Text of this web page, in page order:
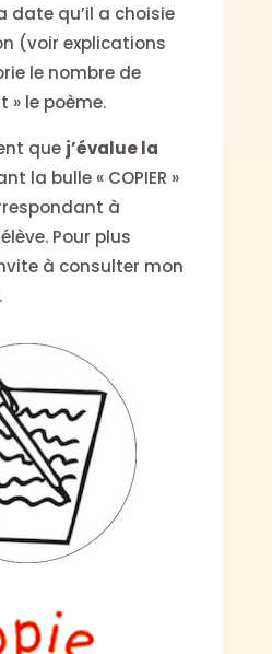
date qu’il a choisie
(voir explications
le nombre de
» le poème.
que j’évalue la
la bulle « COPIER »
à
Pour plus
à consulter mon